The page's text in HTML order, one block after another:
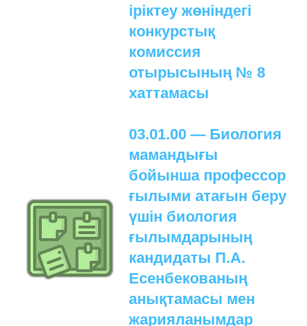
іріктеу жөніндегі
конкурстық
комиссия
отырысының № 8
хаттамасы
03.01.00 — Биология
мамандығы
бойынша профессор
ғылыми атағын беру
үшін биология
ғылымдарының
кандидаты П.А.
Есенбекованың
анықтамасы мен
жарияланымдар